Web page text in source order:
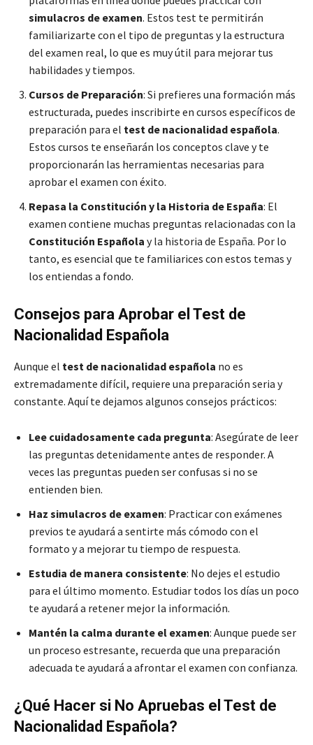
simulacros de examen. Estos test te permitirán
familiarizarte con el tipo de preguntas y la estructura
del examen real, lo que es muy útil para mejorar tus
habilidades y tiempos.
Cursos de Preparación: Si prefieres una formación más
estructurada, puedes inscribirte en cursos específicos de
preparación para el test de nacionalidad española.
Estos cursos te enseñarán los conceptos clave y te
proporcionarán las herramientas necesarias para
aprobar el examen con éxito.
Repasa la Constitución y la Historia de España: El
examen contiene muchas preguntas relacionadas con la
Constitución Española y la historia de España. Por lo
tanto, es esencial que te familiarices con estos temas y
los entiendas a fondo.
Consejos para Aprobar el Test de
Nacionalidad Española
Aunque el test de nacionalidad española no es
extremadamente difícil, requiere una preparación seria y
constante. Aquí te dejamos algunos consejos prácticos:
Lee cuidadosamente cada pregunta: Asegúrate de leer
las preguntas detenidamente antes de responder. A
veces las preguntas pueden ser confusas si no se
entienden bien.
Haz simulacros de examen: Practicar con exámenes
previos te ayudará a sentirte más cómodo con el
formato y a mejorar tu tiempo de respuesta.
Estudia de manera consistente: No dejes el estudio
para el último momento. Estudiar todos los días un poco
te ayudará a retener mejor la información.
Mantén la calma durante el examen: Aunque puede ser
un proceso estresante, recuerda que una preparación
adecuada te ayudará a afrontar el examen con confianza.
¿Qué Hacer si No Apruebas el Test de
Nacionalidad Española?